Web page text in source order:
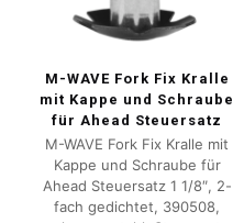
M-WAVE Fork Fix Kralle
mit Kappe und Schraube
für Ahead Steuersatz
M-WAVE Fork Fix Kralle mit
Kappe und Schraube für
Ahead Steuersatz 1 1/8″, 2-
fach gedichtet, 390508,